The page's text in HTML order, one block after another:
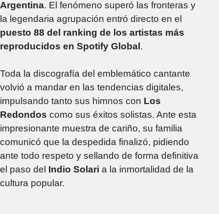
Argentina. El fenómeno superó las fronteras y
la legendaria agrupación entró directo en el
puesto 88 del ranking de los artistas más
reproducidos en Spotify Global .
Toda la discografía del emblemático cantante
volvió a mandar en las tendencias digitales,
impulsando tanto sus himnos con Los
Redondos como sus éxitos solistas. Ante esta
impresionante muestra de cariño, su familia
comunicó que la despedida finalizó, pidiendo
ante todo respeto y sellando de forma definitiva
el paso del Indio Solari a la inmortalidad de la
cultura popular.